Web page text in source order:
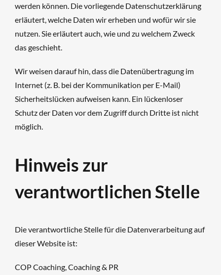
werden können. Die vorliegende Datenschutzerklärung
erläutert, welche Daten wir erheben und wofür wir sie
nutzen. Sie erläutert auch, wie und zu welchem Zweck
das geschieht.
Wir weisen darauf hin, dass die Datenübertragung im
Internet (z. B. bei der Kommunikation per E-Mail)
Sicherheitslücken aufweisen kann. Ein lückenloser
Schutz der Daten vor dem Zugriff durch Dritte ist nicht
möglich.
Hinweis zur
verantwortlichen Stelle
Die verantwortliche Stelle für die Datenverarbeitung auf
dieser Website ist:
COP Coaching, Coaching & PR